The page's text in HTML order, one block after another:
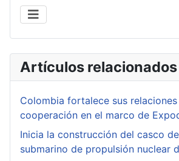
Artículos relacionados
Colombia fortalece sus
cooperación en el marco de
Inicia la construcción del casco
submarino de propulsión nuclear